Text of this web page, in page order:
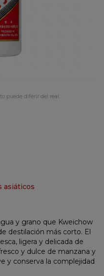
puede diferir del real.
asiáticos
y grano que Kweichow
destilación más corto. El
ligera y delicada de
y dulce de manzana y
y conserva la complejidad